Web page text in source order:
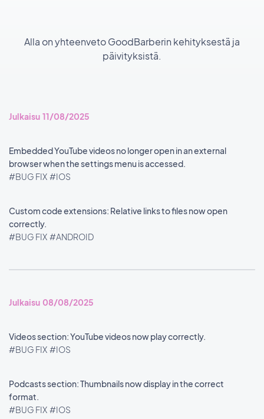
Alla on yhteenveto GoodBarberin kehityksestä ja
päivityksistä.
Julkaisu 11/08/2025
Embedded YouTube videos no longer open in an external
browser when the settings menu is accessed.
#BUG FIX #IOS
Custom code extensions: Relative links to files now open
correctly.
#BUG FIX #ANDROID
Julkaisu 08/08/2025
Videos section: YouTube videos now play correctly.
#BUG FIX #IOS
Podcasts section: Thumbnails now display in the correct
format.
#BUG FIX #IOS